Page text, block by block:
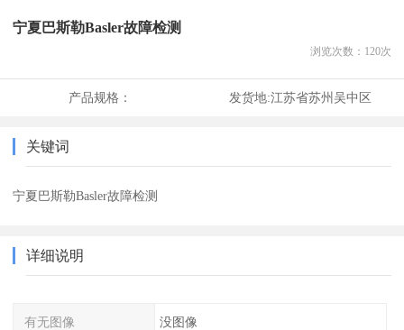
宁夏巴斯勒Basler故障检测
浏览次数： 120次
产品规格： 发货地:江苏省苏州吴中区
关键词
宁夏巴斯勒Basler故障检测
详细说明
有无图像 没图像